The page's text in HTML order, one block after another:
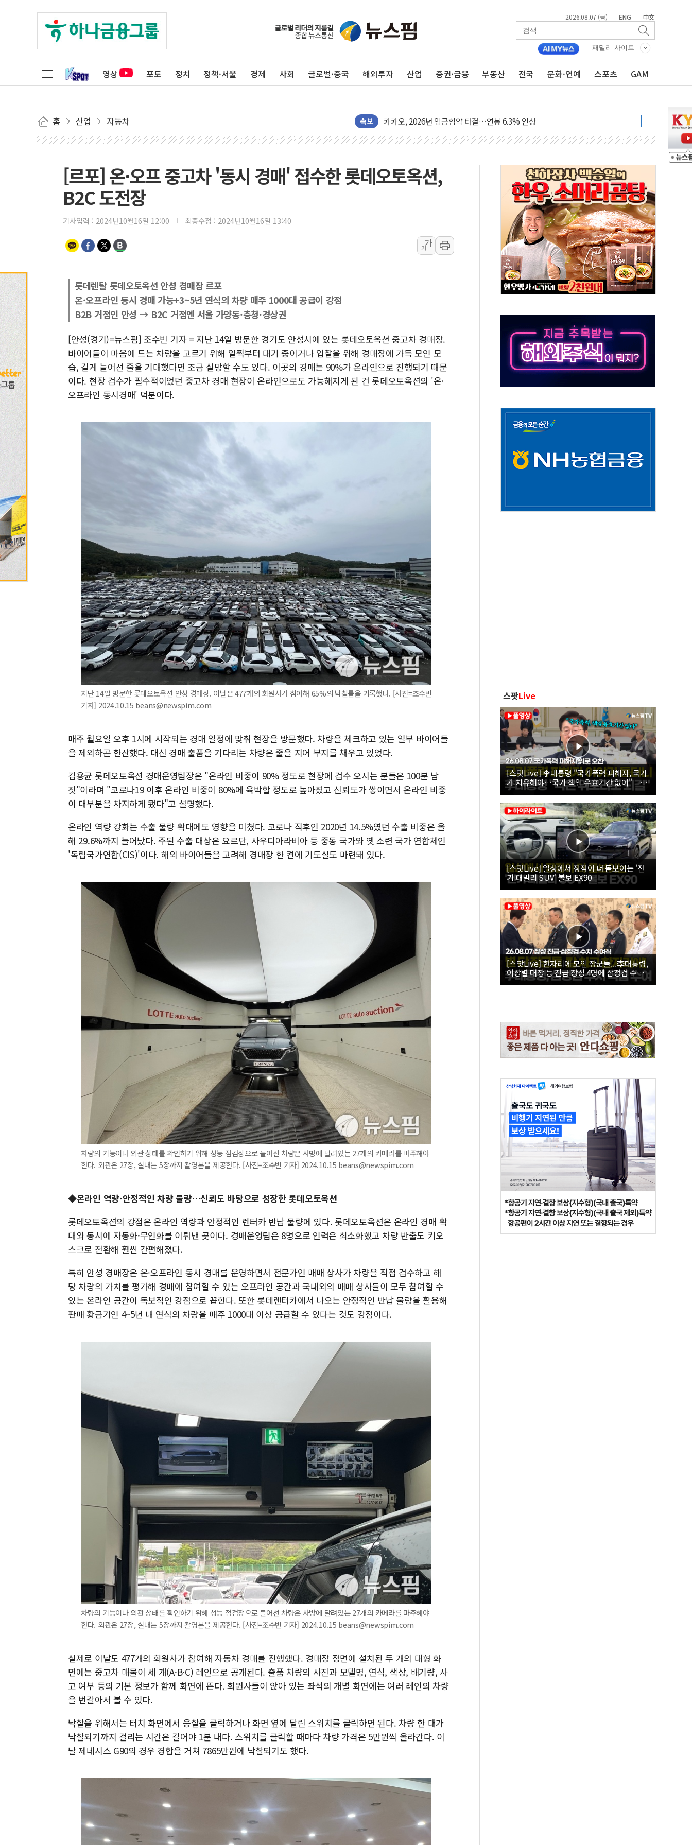
2026.08.07 (금) | ENG | 中文
패밀리 사이트
영상 포토 정치 정책·서울 경제 사회 글로벌·중국 해외투자 산업 증권·금융 부동산 전국 문화·연예 스포츠 GAM
홈 산업 자동차 속보
KDB생명 본입찰 3파전…한화·흥국·한투 참여
반도체공학회 "R&D직 주 52시간제 개선해야…기술격차 확대 막아야"
현대카드, 박재범·실리카겔 등 8~9월 공연 라인업 공개
[르포] 육군, 2031년까지 3개 보급단 '1등급 스마트 물류센터' 전환
깊이가 다른 글로벌 투자 정보 GAM - 맛보기편 (8/7)
"호남 없이 민주 당권 없다"...송영길·정청래·김민석, 호남 경선 앞두고 총력전
SK하이닉스, 주주환원 속도…"3분기 추가 방안 발표"
'무순위' 기회 왔다…신길·노량진·장위 서울 알짜 단지 주목
野 의원 42명, '사관학교 통합' 규탄 결의안 발의…이준석·한동훈 동참
IPARK현대산업개발, 노원구 어르신에 삼계탕 배식 봉사
준공업지역 용적률 400% 적용하니…재건축보다 재개발 사업성 개선↑
현대해상, 유튜브 양육 콘텐츠 '소셜아이어워드' 대상 수상
[컨콜] 롯데케미칼, "LPG 투입 비중 37%…하반기 확대 추진"
한전, 한전기술지주 출범…에너지 유니콘기업 본격 육성
SK하이닉스, 용인·청주에 54조 투자…D램·낸드 동시 증설
[중국증시 마감] CPO∙PCB∙CRO가 이끈 '기술주 상승장'
[르포] 온·오프 중고차 '동시 경매' 접수한 롯데오토옥션,
B2C 도전장
기사입력 : 2024년10월16일 12:00 최종수정 : 2024년10월16일 13:40
가
가
롯데렌탈 롯데오토옥션 안성 경매장 르포
온·오프라인 동시 경매 가능+3~5년 연식의 차량 매주 1000대 공급이 강점
B2B 거점인 안성 → B2C 거점엔 서울 가양동·충청·경상권
[안성(경기)=뉴스핌] 조수빈 기자 = 지난 14일 방문한 경기도 안성시에 있는 롯데오토옥션 중고차 경매장.
바이어들이 마음에 드는 차량을 고르기 위해 일찍부터 대기 중이거나 입찰을 위해 경매장에 가득 모인 모
습, 길게 늘어선 줄을 기대했다면 조금 실망할 수도 있다. 이곳의 경매는 90%가 온라인으로 진행되기 때문
이다. 현장 검수가 필수적이었던 중고차 경매 현장이 온라인으로도 가능해지게 된 건 롯데오토옥션의 '온·
오프라인 동시경매' 덕분이다.
지난 14일 방문한 롯데오토옥션 안성 경매장. 이날은 477개의 회원사가 참여해 65%의 낙찰률을 기록했다. [사진=조수빈
기자] 2024.10.15 beans@newspim.com
매주 월요일 오후 1시에 시작되는 경매 일정에 맞춰 현장을 방문했다. 차량을 체크하고 있는 일부 바이어들
을 제외하곤 한산했다. 대신 경매 출품을 기다리는 차량은 줄을 지어 부지를 채우고 있었다.
김용균 롯데오토옥션 경매운영팀장은 "온라인 비중이 90% 정도로 현장에 검수 오시는 분들은 100분 남
짓"이라며 "코로나19 이후 온라인 비중이 80%에 육박할 정도로 높아졌고 신뢰도가 쌓이면서 온라인 비중
이 대부분을 차지하게 됐다"고 설명했다.
온라인 역량 강화는 수출 물량 확대에도 영향을 미쳤다. 코로나 직후인 2020년 14.5%였던 수출 비중은 올
해 29.6%까지 늘어났다. 주된 수출 대상은 요르단, 사우디아라비아 등 중동 국가와 옛 소련 국가 연합체인
'독립국가연합(CIS)'이다. 해외 바이어들을 고려해 경매장 한 켠에 기도실도 마련돼 있다.
차량의 기능이나 외관 상태를 확인하기 위해 성능 점검장으로 들어선 차량은 사방에 달려있는 27개의 카메라를 마주해야
한다. 외관은 27장, 실내는 5장까지 촬영본을 제공한다. [사진=조수빈 기자] 2024.10.15 beans@newspim.com
◆온라인 역량·안정적인 차량 물량…신뢰도 바탕으로 성장한 롯데오토옥션
롯데오토옥션의 강점은 온라인 역량과 안정적인 렌터카 반납 물량에 있다. 롯데오토옥션은 온라인 경매 확
대와 동시에 자동화·무인화를 이뤄낸 곳이다. 경매운영팀은 8명으로 인력은 최소화했고 차량 반출도 키오
스크로 전환해 훨씬 간편해졌다.
특히 안성 경매장은 온·오프라인 동시 경매를 운영하면서 전문가인 매매 상사가 차량을 직접 검수하고 해
당 차량의 가치를 평가해 경매에 참여할 수 있는 오프라인 공간과 국내외의 매매 상사들이 모두 참여할 수
있는 온라인 공간이 독보적인 강점으로 꼽힌다. 또한 롯데렌터카에서 나오는 안정적인 반납 물량을 활용해
판매 황금기인 4~5년 내 연식의 차량을 매주 1000대 이상 공급할 수 있다는 것도 강점이다.
차량의 기능이나 외관 상태를 확인하기 위해 성능 점검장으로 들어선 차량은 사방에 달려있는 27개의 카메라를 마주해야
한다. 외관은 27장, 실내는 5장까지 촬영본을 제공한다. [사진=조수빈 기자] 2024.10.15 beans@newspim.com
실제로 이날도 477개의 회원사가 참여해 자동차 경매를 진행했다. 경매장 정면에 설치된 두 개의 대형 화
면에는 중고차 매물이 세 개(A·B·C) 레인으로 공개된다. 출품 차량의 사진과 모델명, 연식, 색상, 배기량, 사
고 여부 등의 기본 정보가 함께 화면에 뜬다. 회원사들이 앉아 있는 좌석의 개별 화면에는 여러 레인의 차량
을 번갈아서 볼 수 있다.
낙찰을 위해서는 터치 화면에서 응찰을 클릭하거나 화면 옆에 달린 스위치를 클릭하면 된다. 차량 한 대가
낙찰되기까지 걸리는 시간은 길어야 1분 내다. 스위치를 클릭할 때마다 차량 가격은 5만원씩 올라간다. 이
날 제네시스 G90의 경우 경합을 거쳐 7865만원에 낙찰되기도 했다.
스팟Live
[스팟Live] 李대통령 "국가폭력 피해자, 국가
가 치유해야…국가 책임 유효기간 없어"｜
26.08.07 국가폭력 피해자 위로 오찬
[스팟Live] 일상에서 장점이 더 돋보이는 '전
기 패밀리 SUV' 볼보 EX90
[스팟Live] 한자리에 모인 장군들...李대통령,
이상렬 대장 등 진급 장성 4명에 삼정검 수치
직접 수여｜26.08.07 장성 진급·삼정검 수치